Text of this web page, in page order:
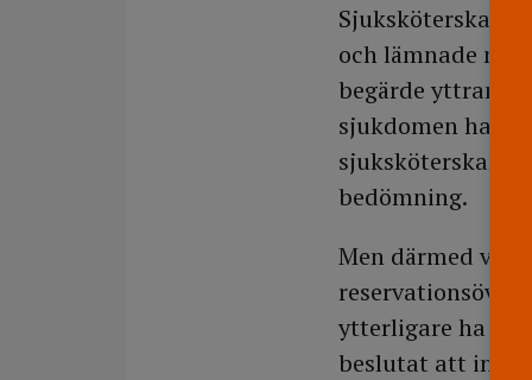
Sjuksköterskan
och lämnade
begärde
sjukdomen hade
sjuksköterskan
bedömning.
Men därmed var
ytterligare ha
beslutat att inte